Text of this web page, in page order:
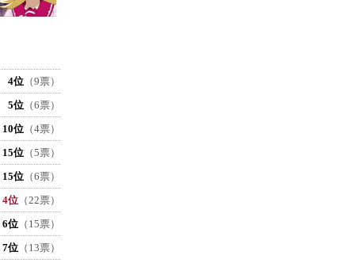
4位 （9票）
5位 （6票）
10位 （4票）
15位 （5票）
15位 （6票）
4位 （22票）
6位 （15票）
7位 （13票）